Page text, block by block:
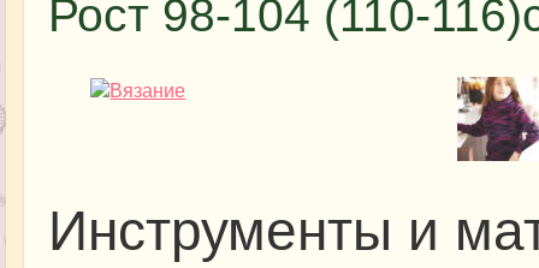
Рост 98-104 (110-
Инструменты и